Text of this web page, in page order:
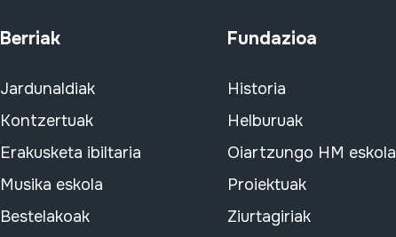
Berriak
Jardunaldiak
Kontzertuak
Erakusketa ibiltaria
Musika eskola
Bestelakoak
Fundazioa
Historia
Helburuak
Oiartzungo HM eskola
Proiektuak
Ziurtagiriak